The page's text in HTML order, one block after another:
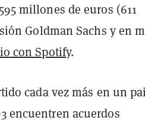
millones de euros (611
Goldman Sachs y en
con Spotify.
cada vez más en un
encuentren acuerdos